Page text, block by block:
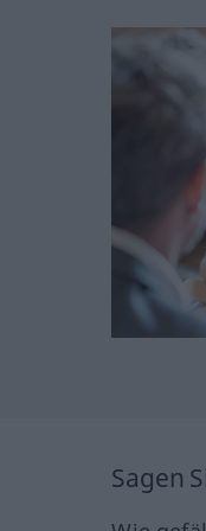
Sagen